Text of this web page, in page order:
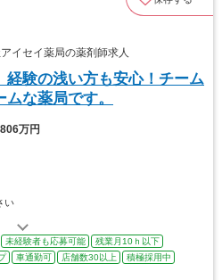
セイ薬局の薬剤師求人
経験の浅い方も安心！チーム
な薬局です。
万円
い
未経験者も応募可能
残業月10ｈ以下
車通勤可 店舗数30以上
積極採用中